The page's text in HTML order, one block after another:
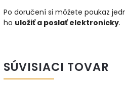
Po doručení si môžete poukaz
ho uložiť a poslať elektronicky.
SÚVISIACI TOVAR